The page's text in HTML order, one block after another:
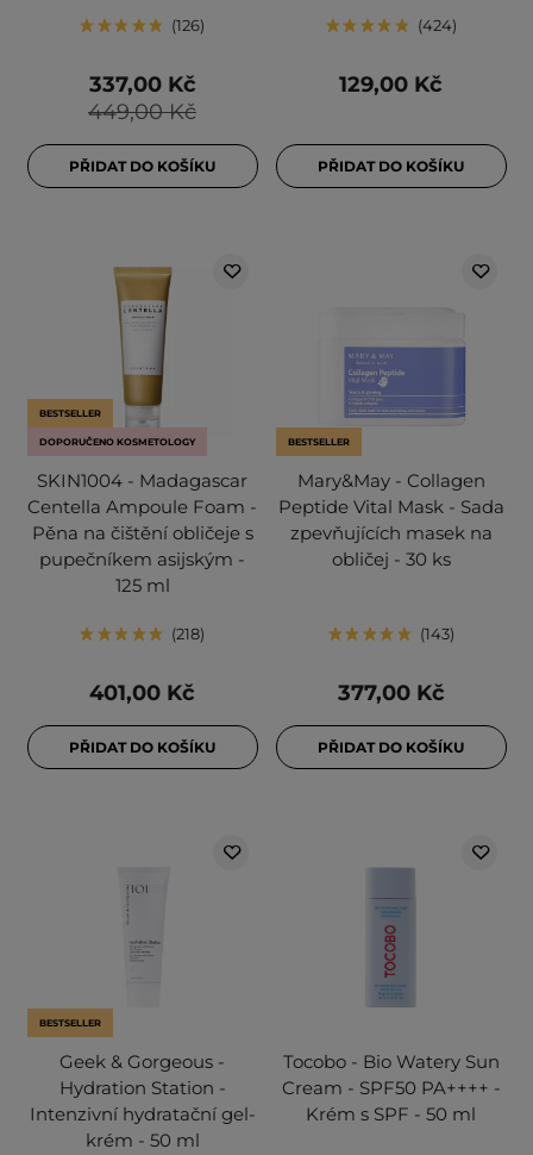
126
449,00 Kč
337,00 Kč
PŘIDAT DO KOŠÍKU
424
129,00 Kč
PŘIDAT DO KOŠÍKU
BESTSELLER
DOPORUČENO KOSMETOLOGY
SKIN1004 - Madagascar
Centella Ampoule Foam -
Pěna na čištění obličeje s
pupečníkem asijským -
125 ml
218
401,00 Kč
PŘIDAT DO KOŠÍKU
BESTSELLER
Mary&May - Collagen
Peptide Vital Mask - Sada
zpevňujících masek na
obličej - 30 ks
143
377,00 Kč
PŘIDAT DO KOŠÍKU
BESTSELLER
Geek & Gorgeous -
Hydration Station -
Intenzivní hydratační gel-
krém - 50 ml
Tocobo - Bio Watery Sun
Cream - SPF50 PA++++ -
Krém s SPF - 50 ml